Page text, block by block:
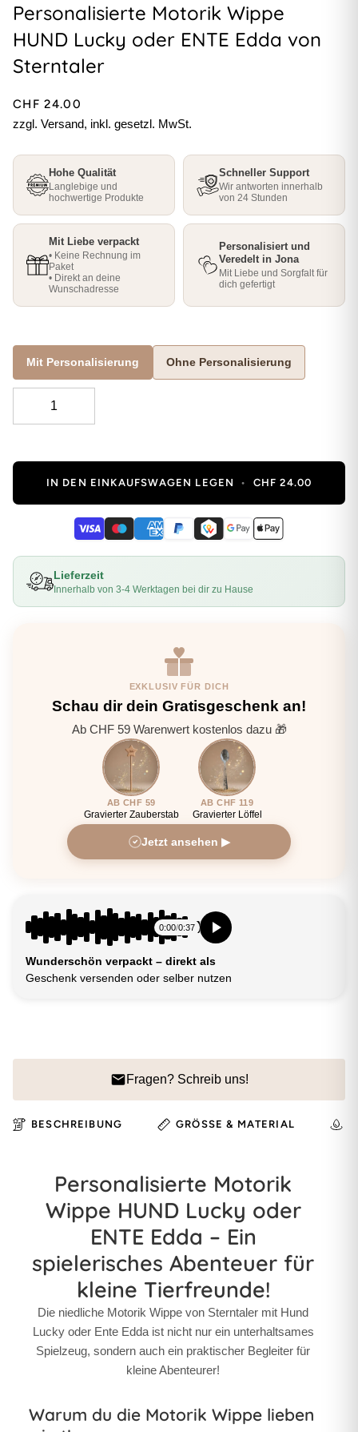
Personalisierte Motorik Wippe
HUND Lucky oder ENTE Edda von
Sterntaler
CHF 24.00
zzgl. Versand, inkl. gesetzl. MwSt.
Hohe Qualität
Langlebige und
hochwertige Produkte
Schneller Support
Wir antworten innerhalb
von 24 Stunden
Mit Liebe verpackt
• Keine Rechnung im
Paket
• Direkt an deine
Wunschadresse
Personalisiert und
Veredelt in Jona
Mit Liebe und Sorgfalt für
dich gefertigt
Mit Personalisierung Ohne Personalisierung
IN DEN EINKAUFSWAGEN LEGEN • CHF 24.00
Lieferzeit
Innerhalb von 3-4 Werktagen bei dir zu Hause
EXKLUSIV FÜR DICH
Schau dir dein Gratisgeschenk an!
Ab CHF 59 Warenwert kostenlos dazu 🎁
AB CHF 59
Gravierter Zauberstab
AB CHF 119
Gravierter Löffel
Jetzt ansehen ▶
0:00/0:37
Wunderschön verpackt – direkt als
Geschenk versenden oder selber nutzen
Fragen? Schreib uns!
BESCHREIBUNG GRÖSSE & MATERIAL
Personalisierte Motorik
Wippe HUND Lucky oder
ENTE Edda – Ein
spielerisches Abenteuer für
kleine Tierfreunde!
Die niedliche Motorik Wippe von Sterntaler mit Hund
Lucky oder Ente Edda ist nicht nur ein unterhaltsames
Spielzeug, sondern auch ein praktischer Begleiter für
kleine Abenteurer!
Warum du die Motorik Wippe lieben